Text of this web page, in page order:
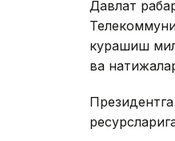
Давлат
курашиш
ва